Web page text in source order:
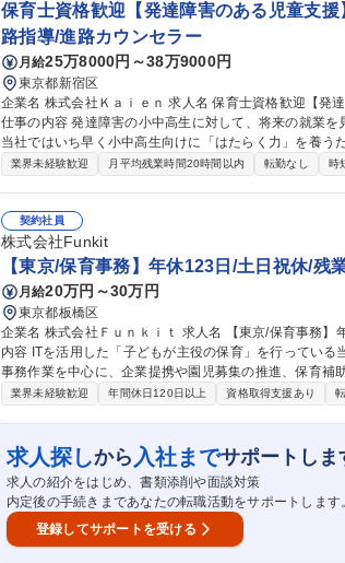
保育士資格歓迎【発達障害のある児童支
路指導/進路カウンセラー
月給25万8000円～38万9000円
東京都新宿区
企業名 株式会社Ｋａｉｅｎ 求人名 保育士資格歓迎【発達障害のある児童支援】将来的に児発管も目指せます！
仕事の内容 発達障害の小中高生に対して、将来の就業
当社ではいち早く小中高生向けに「はたらく力」を養
ます。 【詳細】■ティーンズの教育プログラム作成 ■お子様への直接支援 ■地方のパートナーシップ企業との連携
のプログラムを用いて子供たちへの支援をしていただ
JTで少しずつ覚えていただけますので、未経験でも安心してご入社いただけ
達障害のある児童支援】将来的に児発管も目指せます！
業界未経験歓迎 月平均残業時間20時間以内 転勤なし 時
契約社員
株式会社Funkit
【東京/保育事務】年休123日/土日祝休/残
月給20万円～30万円
東京都板橋区
企業名 株式会社Ｆｕｎｋｉｔ 求人名 【東京/保育事務】年休123日/土日祝休/残業無/服装自由/未経験歓迎 仕事の
内容 ITを活用した「子どもが主役の保育」を行ってい
事務作業を中心に、企業提携や園児募集の推進、保育補助
ソコンでの文書作成、入力集計業務 ■職員の出退勤管理
※連絡帳や書類はデジタル化されており、自社アプリや
お仕事を中心に保育園を裏側から支えます。 【業務内容の変更範囲】
事務】年休123日/土日祝休/残業無/服装自由/未経験歓迎
業界未経験歓迎 年間休日120日以上 資格取得支援あり
求人探しから 入社までサポートしま
求人の紹介をはじめ、書類添削や面談対策
内定後の手続きまであなたの転職活動をサポートします
登録してサポートを受ける